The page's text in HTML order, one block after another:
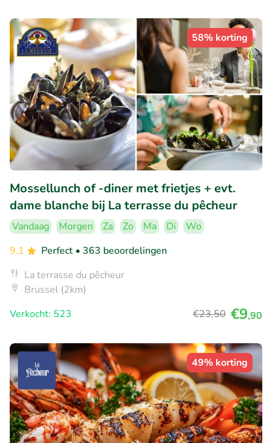
58% korting
Mossellunch of -diner met frietjes + evt.
dame blanche bij La terrasse du pêcheur
Vandaag Morgen Za Zo Ma Di
Wo
9.1
Perfect • 363 beoordelingen
La terrasse du pêcheur
Brussel (2km)
Verkocht: 523
€23,50 €9,90
49% korting